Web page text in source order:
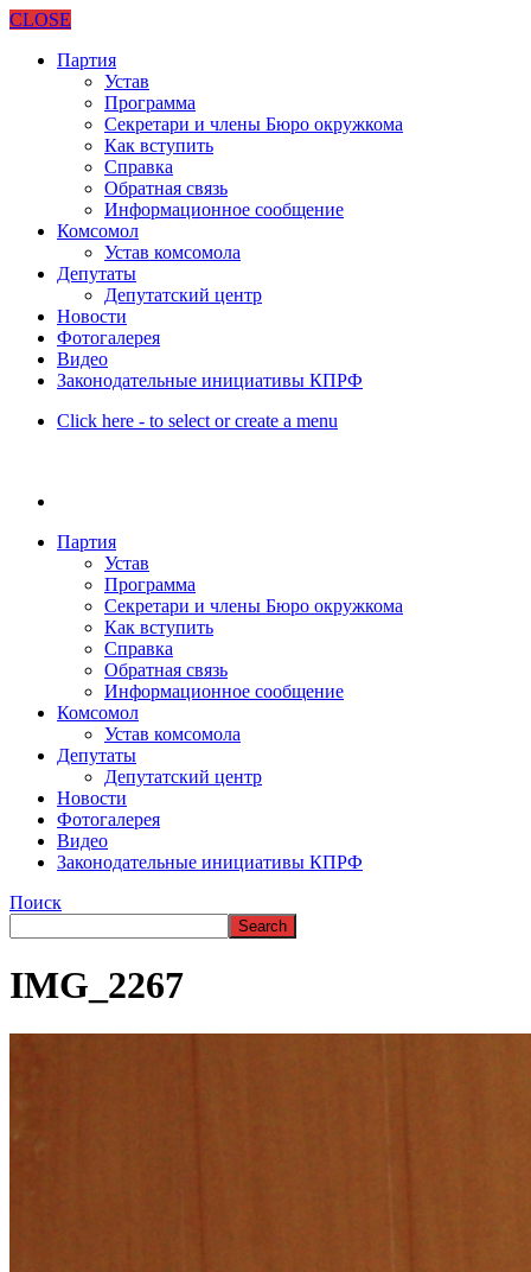
CLOSE
Партия
Устав
Программа
Секретари и члены Бюро окружкома
Как вступить
Справка
Обратная связь
Информационное сообщение
Комсомол
Устав комсомола
Депутаты
Депутатский центр
Новости
Фотогалерея
Видео
Законодательные инициативы КПРФ
Click here - to select or create a menu
Партия
Устав
Программа
Секретари и члены Бюро окружкома
Как вступить
Справка
Обратная связь
Информационное сообщение
Комсомол
Устав комсомола
Депутаты
Депутатский центр
Новости
Фотогалерея
Видео
Законодательные инициативы КПРФ
Поиск
IMG_2267